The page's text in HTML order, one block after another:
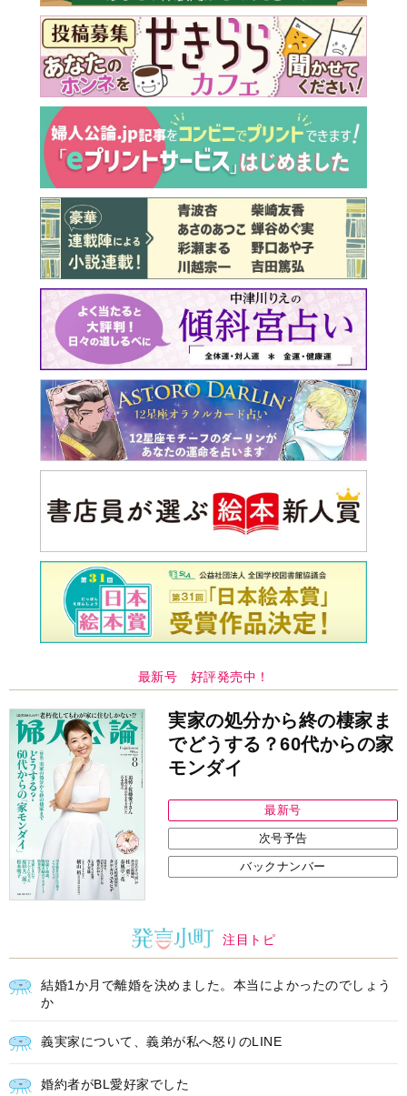
最新号 好評発売中！
実家の処分から終の棲家ま
でどうする？60代からの家
モンダイ
最新号
次号予告
バックナンバー
注目トピ
結婚1か月で離婚を決めました。本当によかったのでしょう
か
義実家について、義弟が私へ怒りのLINE
婚約者がBL愛好家でした